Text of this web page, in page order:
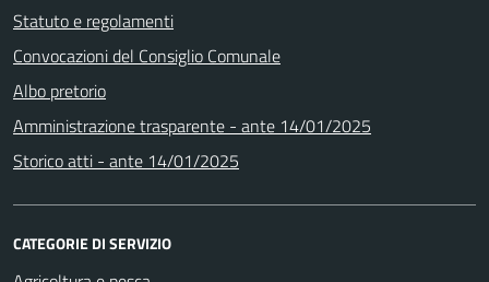
Statuto e regolamenti
Convocazioni del Consiglio Comunale
Albo pretorio
Amministrazione trasparente - ante 14/01/2025
Storico atti - ante 14/01/2025
CATEGORIE DI SERVIZIO